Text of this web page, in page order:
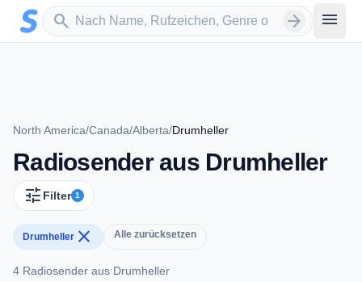
Zum Hauptinhalt springen
search
Sender suchen arrow_forward menu
North America/Canada/Alberta/Drumheller
Radiosender aus Drumheller
tune Filter 1
Drumheller close Alle zurücksetzen
4 Radiosender aus Drumheller